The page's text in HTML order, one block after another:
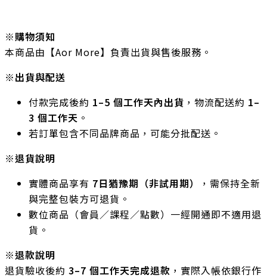
※購物須知
本商品由【Aor More】負責出貨與售後服務。
※出貨與配送
付款完成後約 1–5 個工作天內出貨 ，物流配送約 1–
3 個工作天 。
若訂單包含不同品牌商品，可能分批配送。
※退貨說明
實體商品享有 7日猶豫期（非試用期）
，需保持全新
與完整包裝方可退貨。
數位商品（會員／課程／點數）一經開通即不適用退
貨。
※退款說明
退貨驗收後約 3–7 個工作天完成退款 ，實際入帳依銀行作